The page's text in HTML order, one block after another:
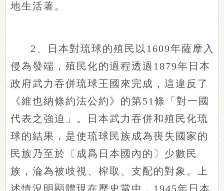
地生活著。
2、日本對琉球的殖民以1609年薩摩入
侵為發端，殖民化的過程透過1879年日本
政府武力吞併琉球王國來完成，這違反了
《維也納條約法公約》的第51條「對一國
代表之強迫」。日本武力吞併和殖民化琉
球的結果，是使琉球民族成為喪失國家的
民族乃至於〔成爲日本國內的〕少數民
族，淪為被歧視、榨取、支配的對象。上
述情況明顯體現在歷史當中，1945年日本